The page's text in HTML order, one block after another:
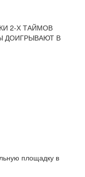
2-Х ТАЙМОВ
ДОИГРЫВАЮТ В
площадку в